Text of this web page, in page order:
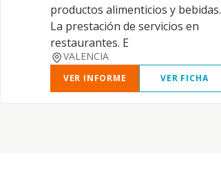
productos alimenticios y bebidas.
La prestación de servicios en
restaurantes. E
VALENCIA
VER INFORME VER FICHA